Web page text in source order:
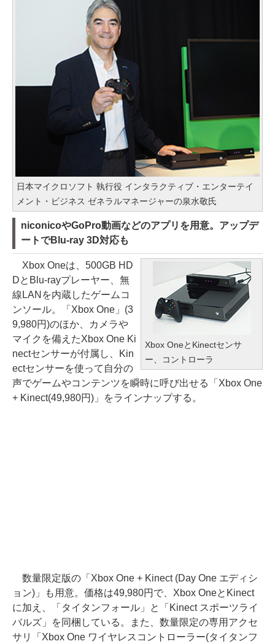
日本マイクロソフト 執行役 インタラクティブ・エンターテイ
メント・ビジネス ゼネラルマネージャーの泉水敬氏
niconicoやGoPro動画などのアプリを用意。アップデ
ートでBlu-ray 3D対応も
Xbox OneとKinectセンサ
ー、コントローラ
Xbox Oneは、500GB HD
DとBlu-rayプレーヤー、無
線LANを内蔵したゲームコ
ンソール。「Xbox One」(3
9,980円)のほか、カメラや
マイクを備えたXbox One Ki
nectセンサーが付属し、Kin
ectセンサーを使って自分の
声でゲームやコンテンツを瞬時に呼び出せる「Xbox One
+ Kinect(49,980円)」をラインナップする。
数量限定版の「Xbox One + Kinect (Day One エディシ
ョン)」も用意。価格は49,980円で、Xbox OneとKinect
に加え、「タイタンフォール」と「Kinect スポーツライ
バルズ」を同梱している。また、数量限定の専用アクセ
サリ「Xbox One ワイヤレスコントローラー(タイタンフ